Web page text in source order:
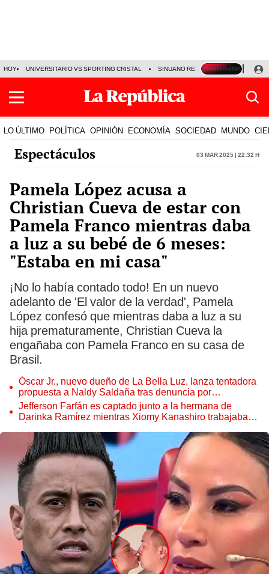
HOY UNIVERSITARIO VS SPORTING CRISTAL SINUANO RESULTADOS HOY
LO ÚLTIMO POLÍTICA OPINIÓN ECONOMÍA SOCIEDAD MUNDO
Espectáculos 03 Mar 2025 | 22:32 h
Pamela López acusa a
Christian Cueva de estar con
Pamela Franco mientras daba
a luz a su bebé de 6 meses:
"Estaba en mi casa"
¡No lo había contado todo! En un nuevo
adelanto de 'El valor de la verdad', Pamela
López confesó que mientras daba a luz a su
hija prematuramente, Christian Cueva la
engañaba con Pamela Franco en su casa de
Brasil.
Óscar Jr., nuevo dueño de La Bella Luz, lanza tentadora
propuesta a Naldy Saldaña tras denuncia por
tocamientos
Jefferson Farfán es captado junto a la hermana de
Darinka Ramírez mientras Xiomy Kanashiro trabajaba: